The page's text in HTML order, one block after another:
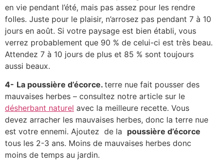
en vie pendant l’été, mais pas assez pour les rendre
folles. Juste pour le plaisir, n’arrosez pas pendant 7 à 10
jours en août. Si votre paysage est bien établi, vous
verrez probablement que 90 % de celui-ci est très beau.
Attendez 7 à 10 jours de plus et 85 % sont toujours
aussi beaux.
4- La poussière d’écorce. terre nue fait pousser des
mauvaises herbes – consultez notre article sur le
désherbant naturel avec la meilleure recette. Vous
devez arracher les mauvaises herbes, donc la terre nue
est votre ennemi. Ajoutez de la poussière d’écorce
tous les 2-3 ans. Moins de mauvaises herbes donc
moins de temps au jardin.